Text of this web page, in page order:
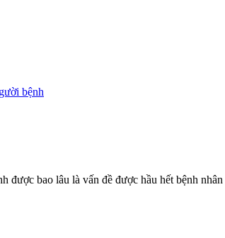
bệnh
được bao lâu là vấn đề được hầu hết bệnh